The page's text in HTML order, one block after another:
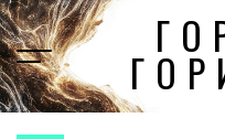
Перейти
к
содержимому